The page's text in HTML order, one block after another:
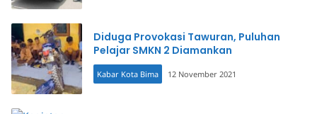
Diduga Provokasi Tawuran, Puluhan
Pelajar SMKN 2 Diamankan
Kabar Kota Bima 12 November 2021